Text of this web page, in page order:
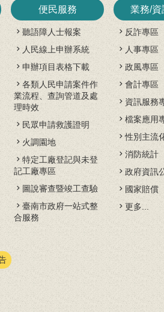
便民服務
聽語障人士報案
人民線上申辦系統
申辦項目表格下載
各類人民申請案件作
業流程、查詢管道及處
理時效
民眾申請救護證明
火調園地
特定工廠登記與未登
記工廠專區
圖說審查暨竣工查驗
臺南市政府一站式整
合服務
業務/資
反詐專區
人事專區
政風專區
會計專區
資訊服務
檔案應用
性別主流
消防統計
政府資訊
國家賠償
更多...